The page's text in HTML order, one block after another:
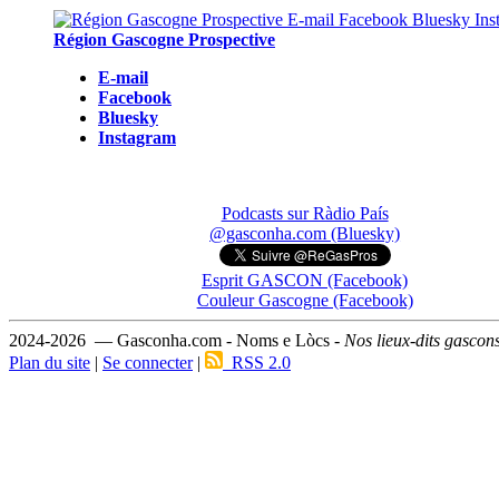
Région Gascogne Prospective
E-mail
Facebook
Bluesky
Instagram
Podcasts sur Ràdio País
@gasconha.com (Bluesky)
Esprit GASCON (Facebook)
Couleur Gascogne (Facebook)
2024-2026 — Gasconha.com - Noms e Lòcs - Nos lieux-dits
Plan du site | Se connecter| RSS 2.0